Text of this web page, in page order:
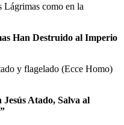
Lágrimas como en la
Han Destruido al Imperio
y flagelado (Ecce Homo)
Atado, Salva al